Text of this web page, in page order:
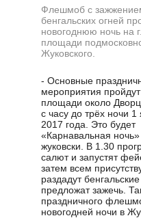
Флешмоб с
бенгальских огней
новогоднюю ночь на
площади
Жуковского.
- Основные
мероприятия
площади около
с часу до трёх ночи 1
2017 года. Это будет
«Карнавальная
жуковски. В 1.30
салют и запустят
затем всем
раздадут
предложат зажечь.
праздничного
новогодней ночи в